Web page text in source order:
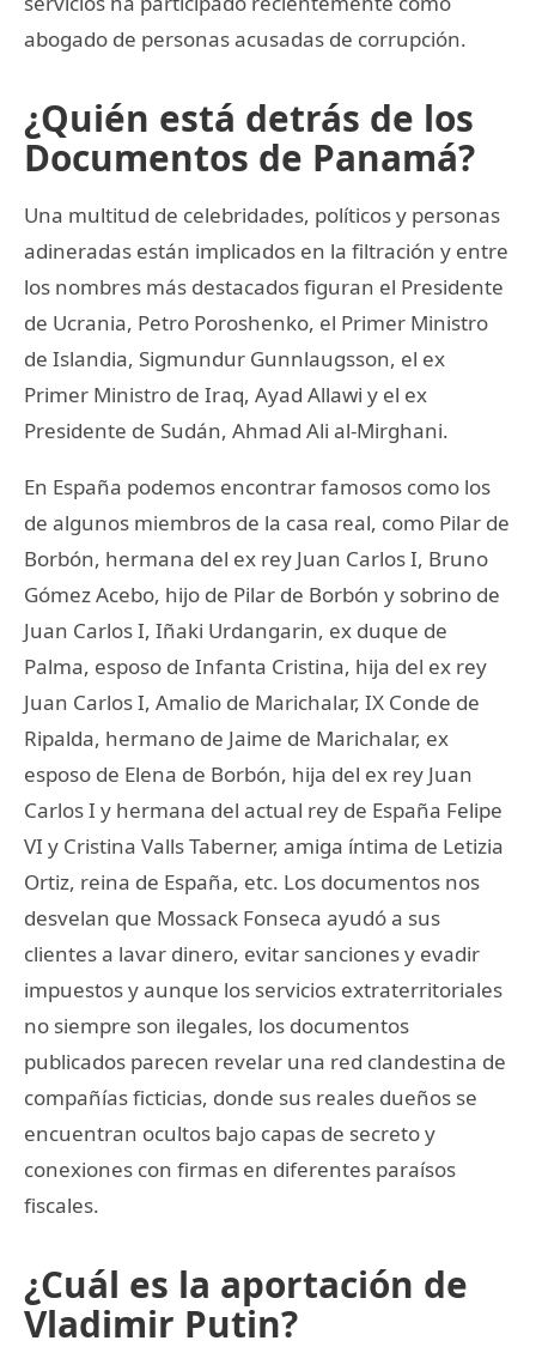
abogado de personas acusadas de corrupción.
¿Quién está detrás de los
Documentos de Panamá?
Una multitud de celebridades, políticos y personas
adineradas están implicados en la filtración y entre
los nombres más destacados figuran el Presidente
de Ucrania, Petro Poroshenko, el Primer Ministro
de Islandia, Sigmundur Gunnlaugsson, el ex
Primer Ministro de Iraq, Ayad Allawi y el ex
Presidente de Sudán, Ahmad Ali al-Mirghani.
En España podemos encontrar famosos como los
de algunos miembros de la casa real, como Pilar de
Borbón, hermana del ex rey Juan Carlos I, Bruno
Gómez Acebo, hijo de Pilar de Borbón y sobrino de
Juan Carlos I, Iñaki Urdangarin, ex duque de
Palma, esposo de Infanta Cristina, hija del ex rey
Juan Carlos I, Amalio de Marichalar, IX Conde de
Ripalda, hermano de Jaime de Marichalar, ex
esposo de Elena de Borbón, hija del ex rey Juan
Carlos I y hermana del actual rey de España Felipe
VI y Cristina Valls Taberner, amiga íntima de Letizia
Ortiz, reina de España, etc. Los documentos nos
desvelan que Mossack Fonseca ayudó a sus
clientes a lavar dinero, evitar sanciones y evadir
impuestos y aunque los servicios extraterritoriales
no siempre son ilegales, los documentos
publicados parecen revelar una red clandestina de
compañías ficticias, donde sus reales dueños se
encuentran ocultos bajo capas de secreto y
conexiones con firmas en diferentes paraísos
fiscales.
¿Cuál es la aportación de
Vladimir Putin?